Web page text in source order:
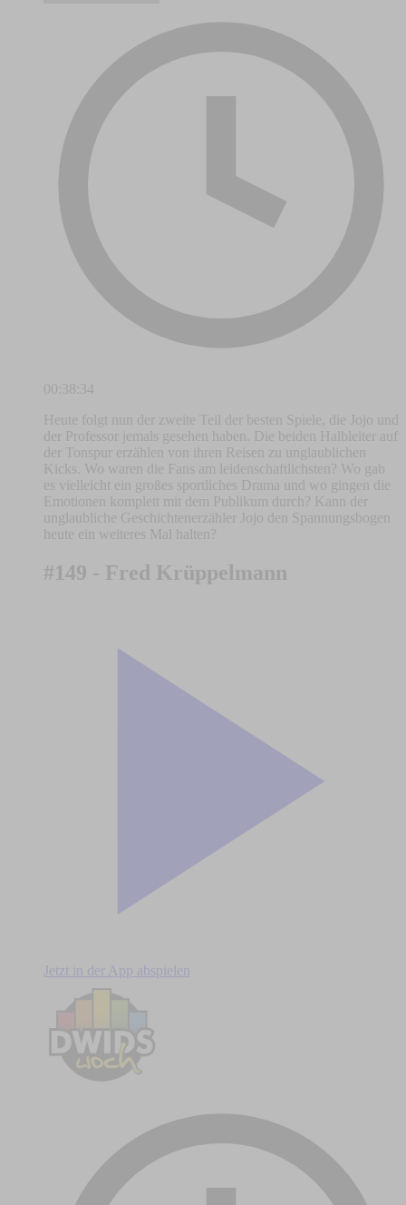
00:38:34
Heute folgt nun der zweite Teil der besten Spiele, die Jojo und
der Professor jemals gesehen haben. Die beiden Halbleiter auf
der Tonspur erzählen von ihren Reisen zu unglaublichen
Kicks. Wo waren die Fans am leidenschaftlichsten? Wo gab
es vielleicht ein großes sportliches Drama und wo gingen die
Emotionen komplett mit dem Publikum durch? Kann der
unglaubliche Geschichtenerzähler Jojo den Spannungsbogen
heute ein weiteres Mal halten?
#149 - Fred Krüppelmann
Jetzt in der App abspielen